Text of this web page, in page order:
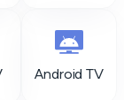
Android TV